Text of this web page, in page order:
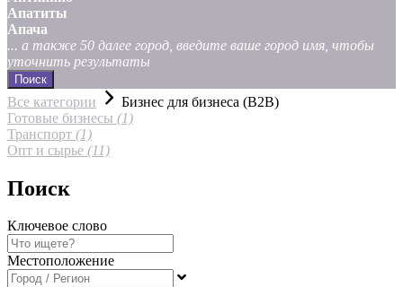
Апатиты
Апача
... а также 50 далее город, введите ваше город имя, чтобы
уточнить результаты
Поиск
Все категории
Бизнес для бизнеса (B2B)
Готовые бизнесы (1)
Транспорт (1)
Опт и сырье (11)
Поиск
Ключевое слово
Местоположение